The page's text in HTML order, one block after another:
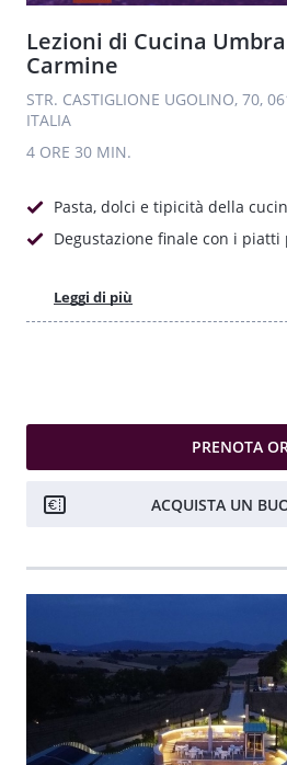
Lezioni di Cucina
Carmine
STR. CASTIGLIONE UGOLINO, 70,
ITALIA
4 ORE 30 MIN.
Pasta, dolci e tipicità della
Degustazione finale con i piatti
Leggi di più
PRENOTA
ACQUISTA UN